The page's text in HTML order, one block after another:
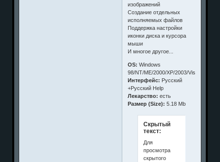
изображений
Создание отдельных
исполняемых файлов
Поддержка настройки
иконки диска и курсора
мыши
И многое другое...
OS: Windows
98/NT/ME/2000/XP/2003/Vista
Интерфейс: Русский
+Русский Help
Лекарство: есть
Размер (Size): 5.18 Mb
Скрытый
текст:
Для
просмотра
скрытого